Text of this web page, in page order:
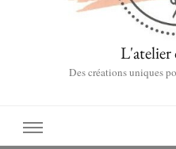
L'atelier
Des créations uniques